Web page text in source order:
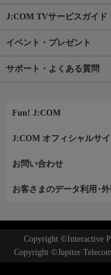
J:COM TVサービスガイド
イベント・プレゼント
サポート・よくある質問
Fun! J:COM
J:COM オフィシャルサイ
お問い合わせ
お客さまのデータ利用･
Copyright ©Interactive
Copyright ©Jupiter